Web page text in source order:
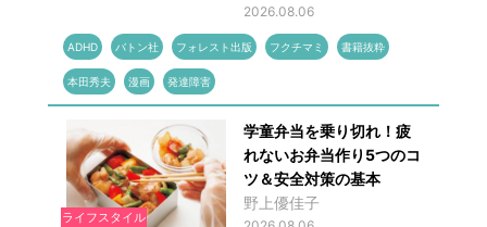
2026.08.06
ADHD バトン社 フォレスト出版 フクチマミ 書籍抜粋
本田秀夫 漫画 発達障害
ライフスタイル
学童弁当を乗り切れ！疲
れないお弁当作り5つのコ
ツ＆安全対策の基本
野上優佳子